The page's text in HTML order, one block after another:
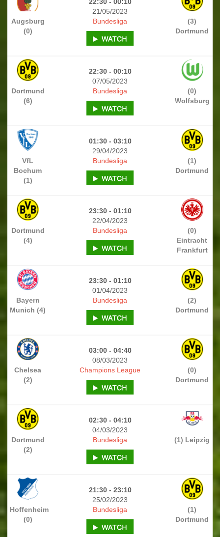
21/05/2023
Augsburg
(0)
(3)
Dortmund
Bundesliga
22:30 - 00:10
07/05/2023
Dortmund
(6)
(0)
Wolfsburg
Bundesliga
01:30 - 03:10
29/04/2023
VfL
Bochum
(1)
(1)
Dortmund
Bundesliga
23:30 - 01:10
22/04/2023
Dortmund
(4)
(0)
Eintracht
Frankfurt
Bundesliga
23:30 - 01:10
01/04/2023
Bayern
Munich (4)
(2)
Dortmund
Bundesliga
03:00 - 04:40
08/03/2023
Chelsea
(2)
(0)
Dortmund
Champions League
02:30 - 04:10
04/03/2023
Dortmund
(2)
(1) Leipzig
Bundesliga
21:30 - 23:10
25/02/2023
Hoffenheim
(0)
(1)
Dortmund
Bundesliga